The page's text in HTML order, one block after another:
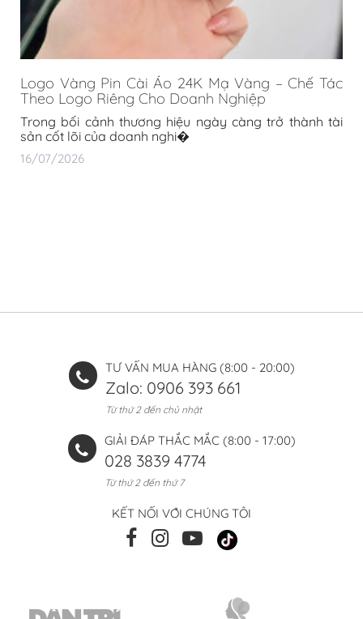
Logo Vàng Pin Cài Áo 24K Mạ Vàng – Chế Tác
Theo Logo Riêng Cho Doanh Nghiệp
Trong bối cảnh thương hiệu ngày càng trở thành tài
sản cốt lõi của doanh nghi�
16/07/2026
TƯ VẤN MUA HÀNG (8:00 - 20:00)
Zalo: 0906 393 661
Từ thứ 2 đến chủ nhật
GIẢI ĐÁP THẮC MẮC (8:00 - 17:00)
028 3839 4774
Từ thứ 2 đến thứ 7
KẾT NỐI VỚI CHÚNG TÔI